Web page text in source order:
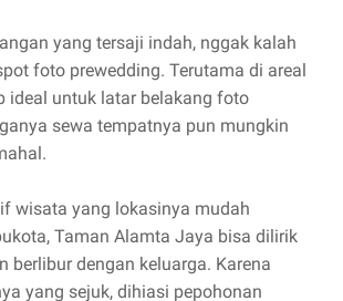
yang tersaji indah, nggak kalah
foto prewedding. Terutama di areal
ideal untuk latar belakang foto
sewa tempatnya pun mungkin
wisata yang lokasinya mudah
Taman Alamta Jaya bisa dilirik
berlibur dengan keluarga. Karena
yang sejuk, dihiasi pepohonan